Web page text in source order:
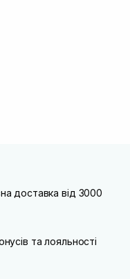
доставка від 3000
та лояльності